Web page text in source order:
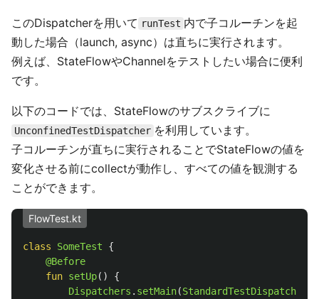
このDispatcherを用いて runTest 内で子コルーチンを起
動した場合（launch, async）は直ちに実行されます。
例えば、StateFlowやChannelをテストしたい場合に便利
です。
以下のコードでは、StateFlowのサブスクライブに
UnconfinedTestDispatcher を利用しています。
子コルーチンが直ちに実行されることでStateFlowの値を
変化させる前にcollectが動作し、すべての値を観測する
ことができます。
FlowTest.kt
class SomeTest
{
@Before
fun setUp()
{
Dispatchers . setMain(StandardTestDispatcher